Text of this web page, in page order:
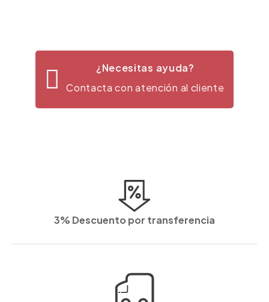
¿Necesitas ayuda?
Contacta con atención al cliente
3% Descuento por transferencia